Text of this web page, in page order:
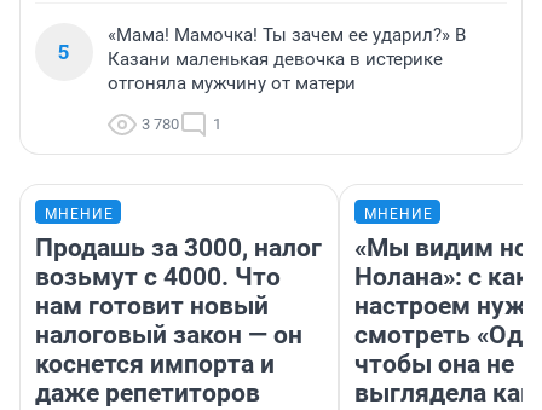
5
«Мама! Мамочка! Ты зачем ее ударил?» В
Казани маленькая девочка в истерике
отгоняла мужчину от матери
3 780 1
МНЕНИЕ
Продашь за 3000, налог
возьмут с 4000. Что
нам готовит новый
налоговый закон — он
коснется импорта и
даже репетиторов
МНЕНИЕ
«Мы видим
Нолана»: с
настроем
смотреть
чтобы она не
выглядела как